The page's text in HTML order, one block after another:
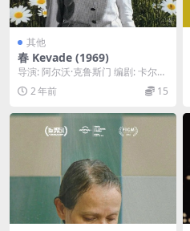
其他
春 Kevade (1969)
导演: 阿尔沃·克鲁斯门 编剧: 卡尔久
·科京 / 奥斯卡·卢茨 / Volde...
2 年前 15